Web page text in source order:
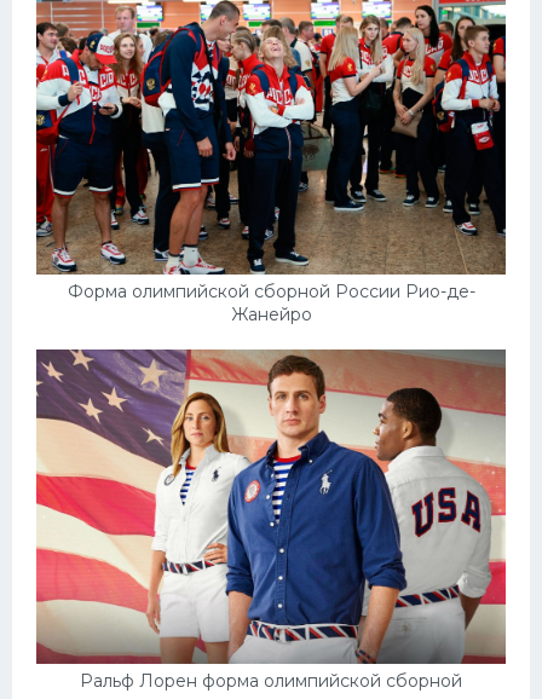
Форма олимпийской сборной России Рио-де-
Жанейро
Ральф Лорен форма олимпийской сборной